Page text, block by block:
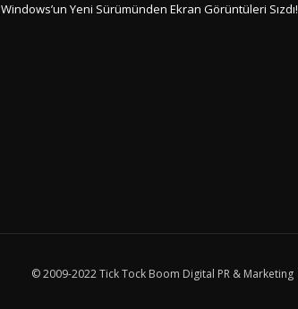
Windows’un Yeni Sürümünden Ekran Görüntüleri Sızdı!
© 2009-2022 Tick Tock Boom Digital PR & Marketing